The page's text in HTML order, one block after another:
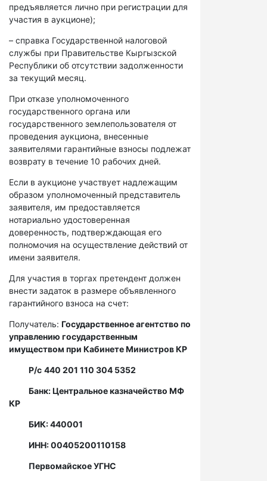
предъявляется лично при регистрации для
участия в аукционе);
– справка Государственной налоговой
службы при Правительстве Кыргызской
Республики об отсутствии задолженности
за текущий месяц.
При отказе уполномоченного
государственного органа или
государственного землепользователя от
проведения аукциона, внесенные
заявителями гарантийные взносы подлежат
возврату в течение 10 рабочих дней.
Если в аукционе участвует надлежащим
образом уполномоченный представитель
заявителя, им предоставляется
нотариально удостоверенная
доверенность, подтверждающая его
полномочия на осуществление действий от
имени заявителя.
Для участия в торгах претендент должен
внести задаток в размере объявленного
гарантийного взноса на счет:
Получатель: Государственное агентство по
управлению государственным
имуществом при Кабинете Министров КР
Р/с 440 201 110 304 5352
Банк: Центральное казначейство МФ
КР
БИК: 440001
ИНН: 00405200110158
Первомайское УГНС